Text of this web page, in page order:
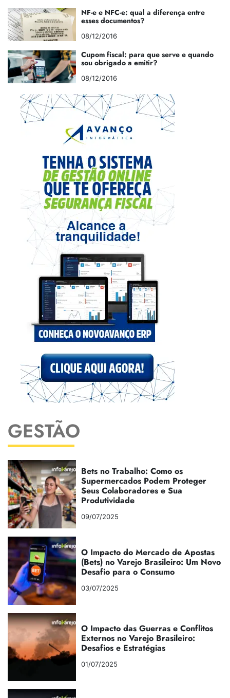
NF-e e NFC-e: qual a diferença entre
esses documentos?
08/12/2016
Cupom fiscal: para que serve e quando
sou obrigado a emitir?
08/12/2016
GESTÃO
Bets no Trabalho: Como os
Supermercados Podem Proteger
Seus Colaboradores e Sua
Produtividade
09/07/2025
O Impacto do Mercado de Apostas
(Bets) no Varejo Brasileiro: Um Novo
Desafio para o Consumo
03/07/2025
O Impacto das Guerras e Conflitos
Externos no Varejo Brasileiro:
Desafios e Estratégias
01/07/2025